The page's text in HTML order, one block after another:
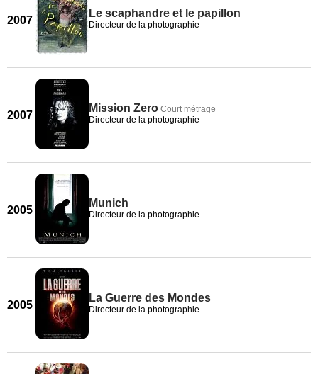
2007
Le scaphandre et le papillon
Directeur de la photographie
2007
Mission Zero Court métrage
Directeur de la photographie
2005
Munich
Directeur de la photographie
2005
La Guerre des Mondes
Directeur de la photographie